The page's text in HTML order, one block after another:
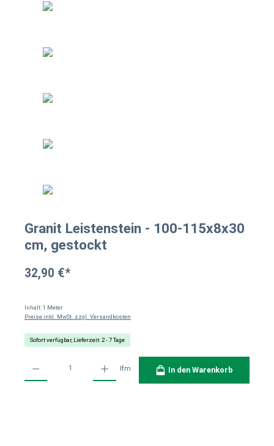
Granit Leistenstein - 100-115x8x30
cm, gestockt
32,90 €*
Inhalt:1 Meter
Preise inkl. MwSt. zzgl. Versandkosten
Sofort verfügbar, Lieferzeit: 2 - 7 Tage
lfm In den Warenkorb